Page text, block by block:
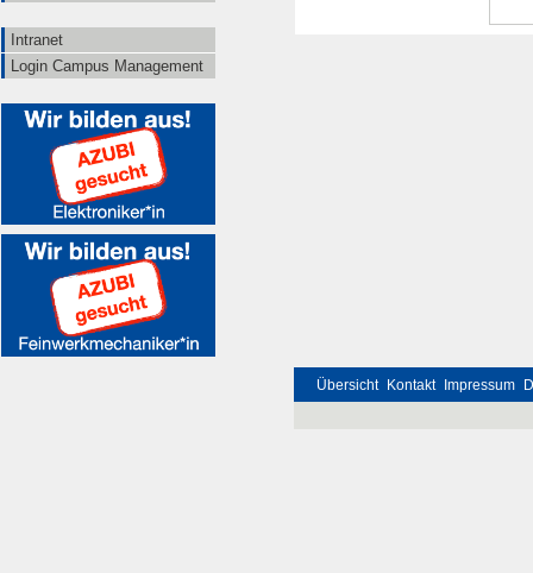
Intranet
Login Campus Management
Übersicht Kontakt Impressum